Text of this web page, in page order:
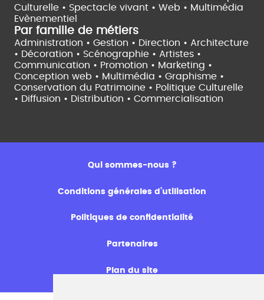
Culturelle • Spectacle vivant • Web • Multimédia
Evènementiel
Par famille de métiers
Administration • Gestion • Direction • Architecture
• Décoration • Scénographie • Artistes •
Communication • Promotion • Marketing •
Conception web • Multimédia • Graphisme •
Conservation du Patrimoine • Politique Culturelle
• Diffusion • Distribution • Commercialisation
Qui sommes-nous ?
Conditions générales d’utilisation
Politiques de confidentialité
Partenaires
Plan du site